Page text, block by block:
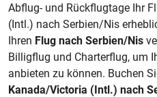
Abflug- und Rückflugtage Ihr
(Intl.) nach Serbien/Nis
Ihren Flug nach Serbien/Nis
Billigflug und Charterflug, um
anbieten zu können. Buchen
Kanada/Victoria (Intl.) nach